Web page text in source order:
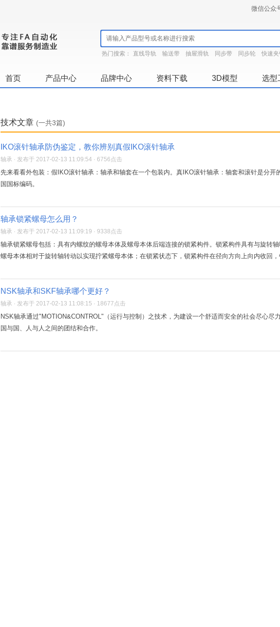
微信公众
热门搜索： 直线导轨 输送带 抽屉滑轨 同步带 同步轮 快速
首页 产品中心 品牌中心 资料下载 3D模型 选型
技术文章 (一共3篇)
IKO滚针轴承防伪鉴定，教你辨别真假IKO滚针轴承
轴承 · 发布于 2017-02-13 11:09:54 · 6756点击
先来看看外包装：假IKO滚针轴承：轴承和轴套在一个包装内。真IKO滚针轴承：轴套和滚针是分
国国标编码。
轴承锁紧螺母怎么用？
轴承 · 发布于 2017-02-13 11:09:19 · 9338点击
轴承锁紧螺母包括：具有内螺纹的螺母本体及螺母本体后端连接的锁紧构件。锁紧构件具有与旋转
螺母本体相对于旋转轴转动以实现拧紧螺母本体；在锁紧状态下，锁紧构件在径向方向上向内收回
NSK轴承和SKF轴承哪个更好？
轴承 · 发布于 2017-02-13 11:08:15 · 18677点击
NSK轴承通过"MOTION&CONTROL"（运行与控制）之技术，为建设一个舒适而安全的社会尽心
国与国、人与人之间的团结和合作。